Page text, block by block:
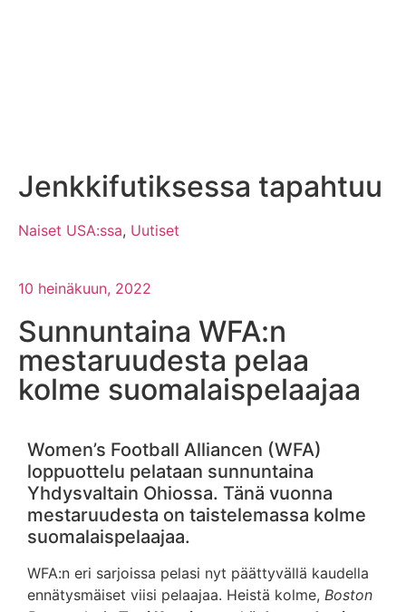
Jenkkifutiksessa tapahtuu
Naiset USA:ssa, Uutiset
10 heinäkuun, 2022
Sunnuntaina WFA:n
mestaruudesta pelaa
kolme suomalaispelaajaa
Women’s Football Alliancen (WFA)
loppuottelu pelataan sunnuntaina
Yhdysvaltain Ohiossa. Tänä vuonna
mestaruudesta on taistelemassa kolme
suomalaispelaajaa.
WFA:n eri sarjoissa pelasi nyt päättyvällä kaudella
ennätysmäiset viisi pelaajaa. Heistä kolme, Boston